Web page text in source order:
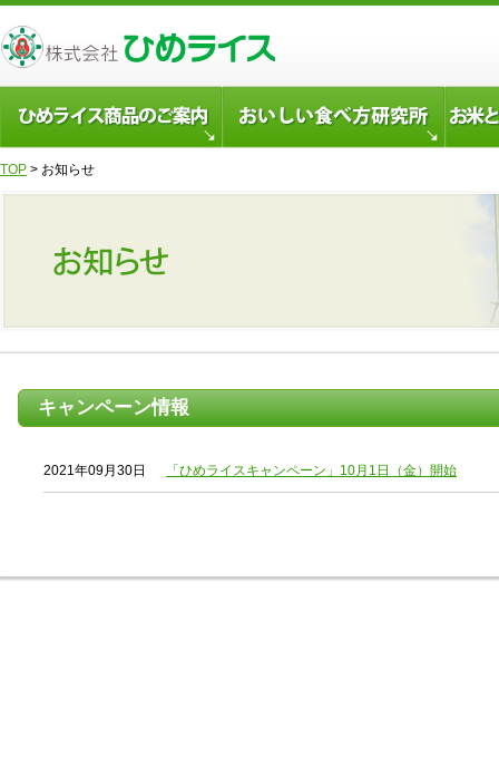
TOP > お知らせ
キャンペーン情報
2021年09月30日 「ひめライスキャンペーン」10月1日（金）開始